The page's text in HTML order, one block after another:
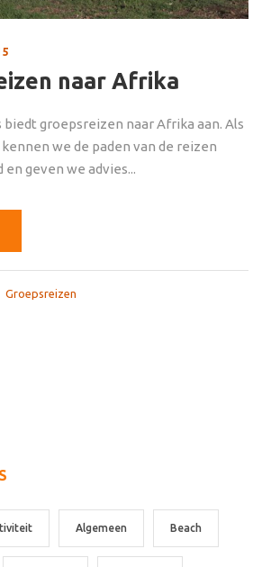
naar Afrika
groepsreizen naar Afrika aan. Als
we de paden van de reizen
en geven we advies...
Groepsreizen
Algemeen Beach